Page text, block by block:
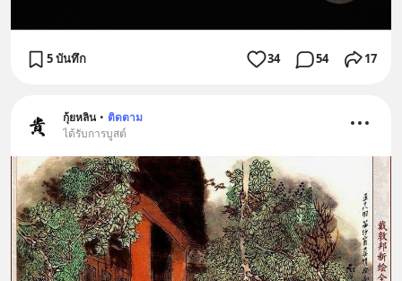
5 บันทึก 34 54 17
กุ้ยหลิน • ติดตาม
ได้รับการบูสต์